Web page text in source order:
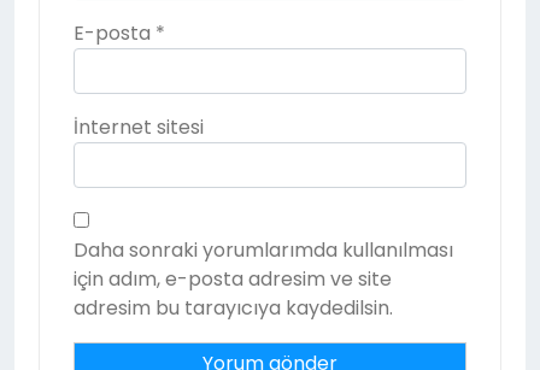
E-posta *
İnternet sitesi
Daha sonraki yorumlarımda kullanılması
için adım, e-posta adresim ve site
adresim bu tarayıcıya kaydedilsin.